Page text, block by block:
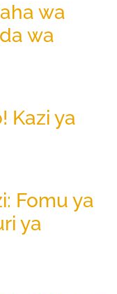
wa
wa
Kazi ya
Fomu ya
ya